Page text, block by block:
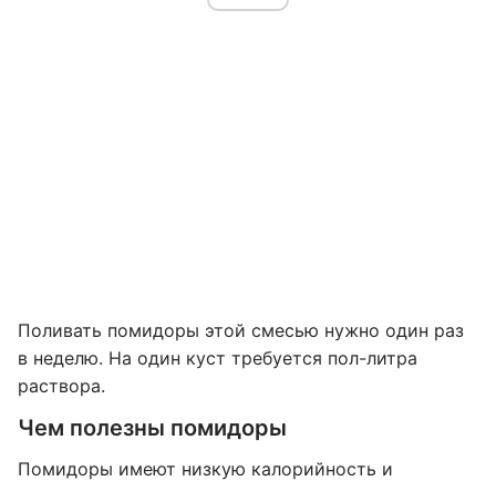
Поливать помидоры этой смесью нужно один раз
в неделю. На один куст требуется пол-литра
раствора.
Чем полезны помидоры
Помидоры имеют низкую калорийность и